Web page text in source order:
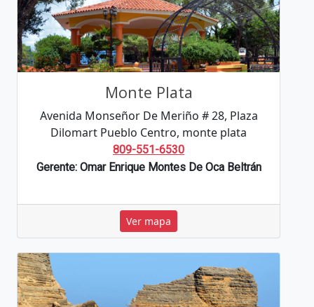
Monte Plata
Avenida Monseñor De Meriño # 28, Plaza
Dilomart Pueblo Centro, monte plata
809-551-6530
Gerente: Omar Enrique Montes De Oca Beltrán
Ver mapa